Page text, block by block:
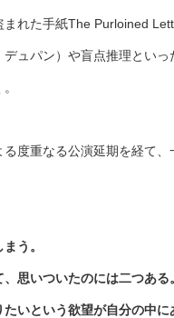
れた手紙The Purloined
ュパン）や盲点推理とい
度重なる公演延期を経て、
う。
思いついたのには二つある。
いという欲望が自分の中に